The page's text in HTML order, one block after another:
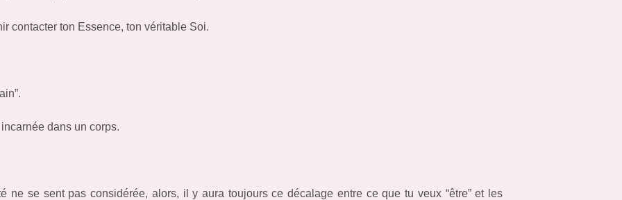
contacter ton Essence, ton véritable Soi.
dans un corps.
ne se sent pas considérée, alors, il y aura toujours ce décalage entre ce que tu veux “être” et les